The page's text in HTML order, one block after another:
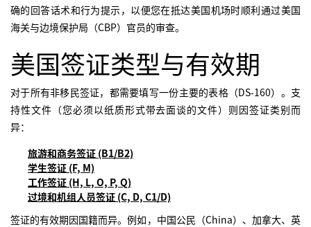
确的回答话术和行为提示，以便您在抵达美国机场时顺利通过美国
海关与边境保护局（CBP）官员的审查。
美国签证类型与有效期
对于所有非移民签证，都需要填写一份主要的表格（DS-160）。支
持性文件（您必须以纸质形式带去面谈的文件）则因签证类别而
异：
旅游和商务签证 (B1/B2)
学生签证 (F, M)
工作签证 (H, L, O, P, Q)
过境和机组人员签证 (C, D, C1/D)
签证的有效期因国籍而异。例如，中国公民（China）、加拿大、英